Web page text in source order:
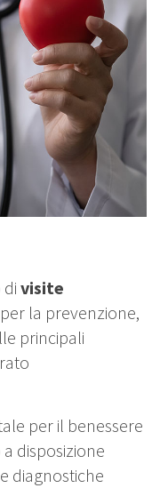
visite
per la prevenzione,
principali
per il benessere
disposizione
diagnostiche